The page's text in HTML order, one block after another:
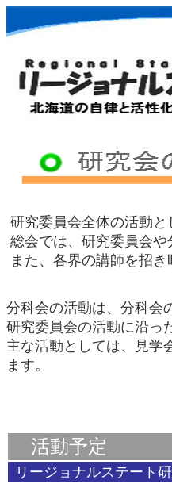
研究委員会全体の活動と
総会では、研究委員会や
また、各界の講師を招
分科会の活動は、分科会
研究委員会の活動に沿っ
主な活動としては、見学
ます。
活動予定
リージョナルステート